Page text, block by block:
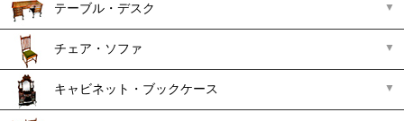
テーブル・デスク
チェア・ソファ
キャビネット・ブックケース